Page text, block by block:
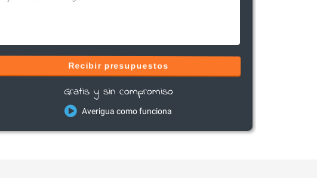
Recibir presupuestos
Gratis y sin compromiso
Averigua como funciona